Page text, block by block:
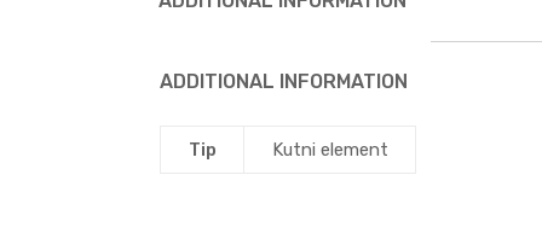
ADDITIONAL INFORMATION
Tip Kutni element